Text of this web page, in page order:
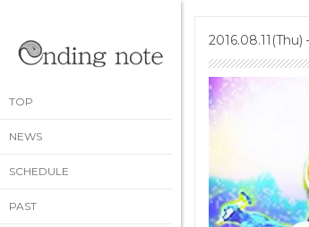
TOP
NEWS
SCHEDULE
PAST